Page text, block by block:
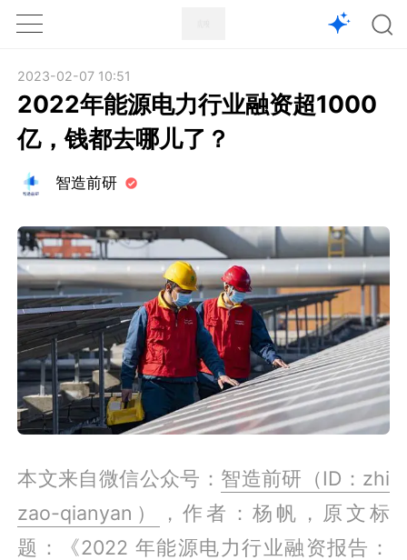
1X
2023-02-07 10:51
2022年能源电力行业融资超1000
亿，钱都去哪儿了？
智造前研
本文来自微信公众号： 智造前研（ID：zhi
zao-qianyan）
，作者：杨帆，原文标
题：《2022 年能源电力行业融资报告：